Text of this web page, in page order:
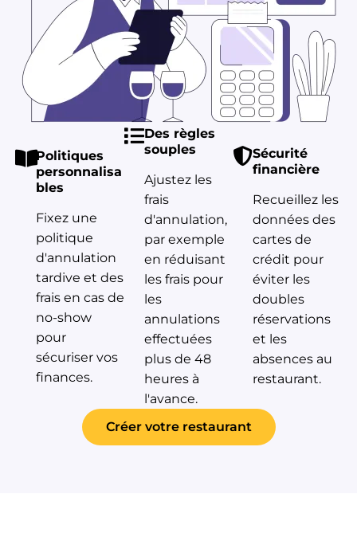
Politiques
personnalisa
bles
Fixez une
politique
d'annulation
tardive et des
frais en cas de
no-show
pour
sécuriser vos
finances.
Des règles
souples
Ajustez les
frais
d'annulation,
par exemple
en réduisant
les frais pour
les
annulations
effectuées
plus de 48
heures à
l'avance.
Sécurité
financière
Recueillez les
données des
cartes de
crédit pour
éviter les
doubles
réservations
et les
absences au
restaurant.
Créer votre restaurant